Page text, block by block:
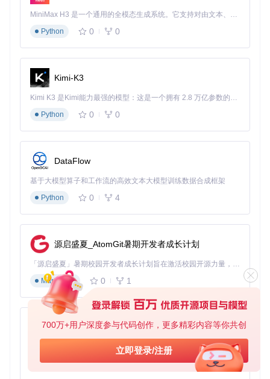
700万+用户深度参与代码创作，更多精彩内容等你共创
立即登录/注册
MiniMax H3 是一个通用的全模态生成系统。它支持对由文本、图像、视频和音频组成的多模态上下文进行统一理解，并能生成分辨率高达 2K、时长可达 15 秒的带原生立体声音频的视频。得益于面向任务泛化的系统设计，H3 在预训练阶段就已具备广泛的多模态上下文理解与生成能力，能够出色地执行复杂的多模态指令。
Python
0 0
Kimi-K3
Kimi K3 是Kimi能力最强的模型：这是一个拥有 2.8 万亿参数的混合专家（MoE）模型，具备原生视觉理解能力，并支持 100 万 token 的上下文窗口。
Python
0 0
DataFlow
基于大模型算子和工作流的高效文本大模型训练数据合成框架
Python
0 4
源启盛夏_AtomGit暑期开发者成长计划
「源启盛夏」暑期校园开发者成长计划旨在激活校园开源力量，通过积分激励、认证扶持、资源倾斜等形式，引导高校组织和开发者完成「入驻 — 建项目 — 做贡献 — 获认证 — 得资源」的完整闭环。无论你是想带领社团入驻平台的组织者，还是希望用代码贡献证明自己的开发者，都能在这里找到属于你的成长路径。
Markdown
0 1
py-xiaozhi
基于Python的Xiaozhi AI，适用于想要完整Xiaozhi体验而无需拥有专用硬件的用户。
Python
0 1